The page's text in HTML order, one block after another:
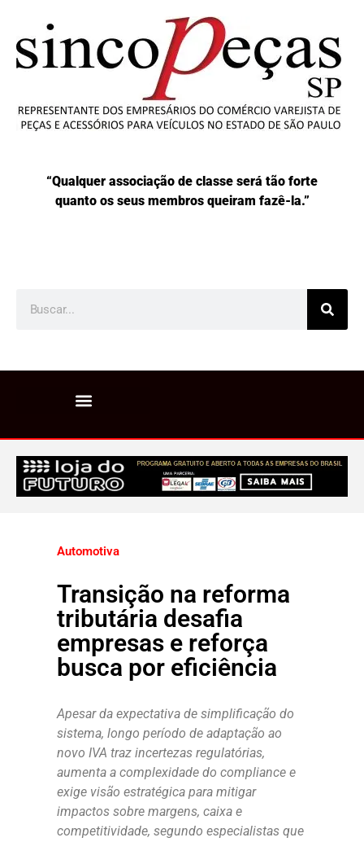
“Qualquer associação de classe será tão forte
quanto os seus membros queiram fazê-la.”
Automotiva
Transição na reforma
tributária desafia
empresas e reforça
busca por eficiência
Apesar da expectativa de simplificação do
sistema, longo período de adaptação ao
novo IVA traz incertezas regulatórias,
aumenta a complexidade do compliance e
exige visão estratégica para mitigar
impactos sobre margens, caixa e
competitividade, segundo especialistas que